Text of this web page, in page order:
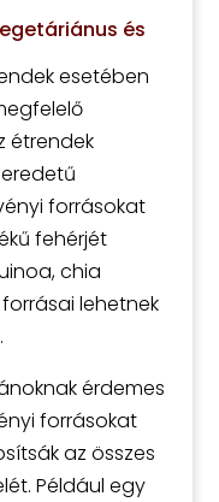
és
esetében
étrendek
forrásokat
fehérjét
chia
lehetnek
érdemes
forrásokat
az összes
Például egy